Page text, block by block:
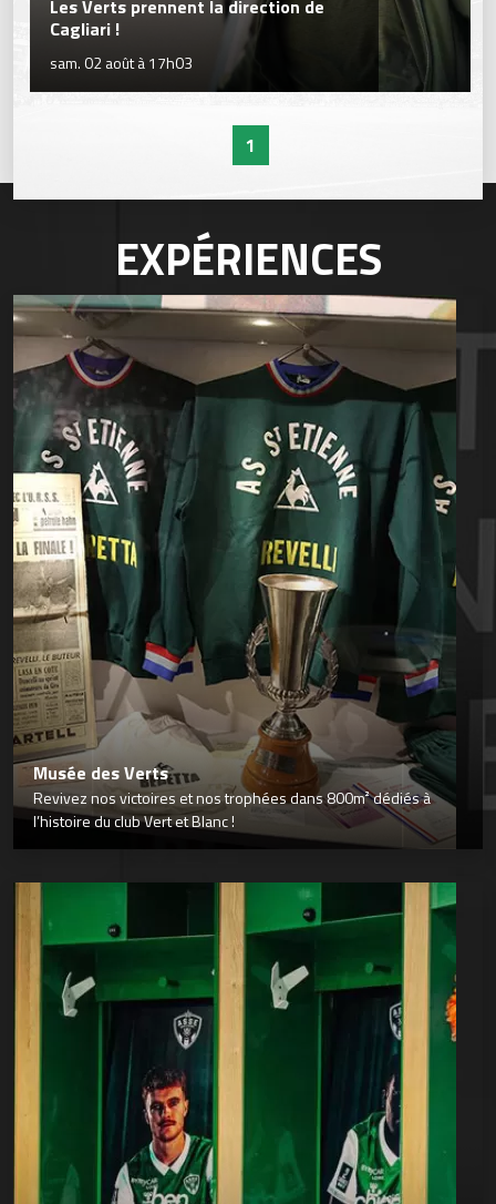
Les Verts prennent la direction de
Cagliari !
sam. 02 août à 17h03
1
EXPÉRIENCES
Musée des Verts
Revivez nos victoires et nos trophées dans 800m² dédiés à
l’histoire du club Vert et Blanc !